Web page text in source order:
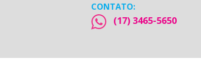
CONTATO:
(17) 3465-5650